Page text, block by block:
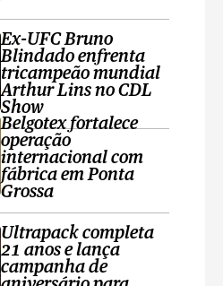
Ex-UFC Bruno
Blindado enfrenta
tricampeão mundial
Arthur Lins no CDL
Show
Belgotex fortalece
operação
internacional com
fábrica em Ponta
Grossa
Ultrapack completa
21 anos e lança
campanha de